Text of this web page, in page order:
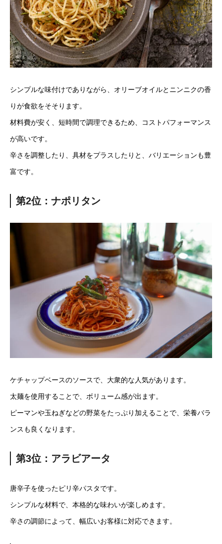
シンプルな味付けでありながら、オリーブオイルとニンニクの香
りが食欲をそそります。
材料費が安く、短時間で調理できるため、コストパフォーマンス
が高いです。
辛さを調整したり、具材をプラスしたりと、バリエーションも豊
富です。
第2位：ナポリタン
ケチャップベースのソースで、大衆的な人気があります。
太麺を使用することで、ボリューム感が出ます。
ピーマンや玉ねぎなどの野菜をたっぷり加えることで、栄養バラ
ンスも良くなります。
第3位：アラビアータ
唐辛子を使ったピリ辛パスタです。
シンプルな材料で、本格的な味わいが楽しめます。
辛さの調節によって、幅広いお客様に対応できます。